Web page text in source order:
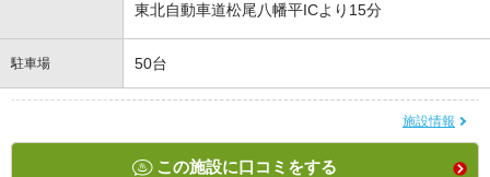
東北自動車道松尾八幡平ICより15分
駐車場 50台
施設情報
この施設に口コミをする